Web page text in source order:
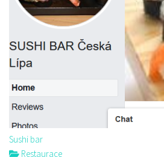
Sushi bar
Restaurace